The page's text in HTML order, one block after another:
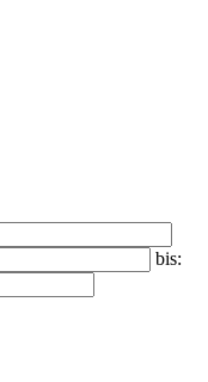
bis: